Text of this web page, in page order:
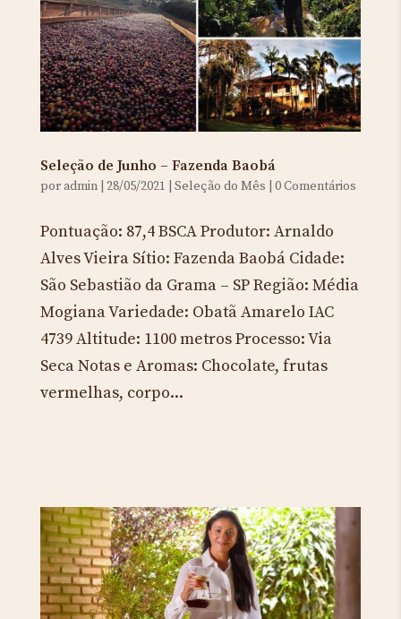
Seleção de Junho – Fazenda Baobá
poradmin| 28/05/2021 Seleção do Mês 0 Comentários
Pontuação: 87,4 BSCA Produtor: Arnaldo
Alves Vieira Sítio: Fazenda Baobá Cidade:
São Sebastião da Grama – SP Região: Média
Mogiana Variedade: Obatã Amarelo IAC
4739 Altitude: 1100 metros Processo: Via
Seca Notas e Aromas: Chocolate, frutas
vermelhas, corpo...